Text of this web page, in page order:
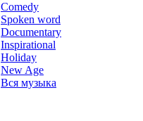
Comedy
Spoken word
Documentary
Inspirational
Holiday
New Age
Вся музыка